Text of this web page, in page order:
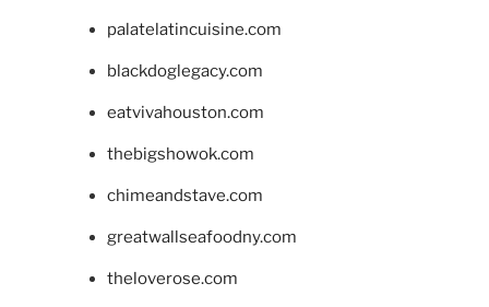
palatelatincuisine.com
blackdoglegacy.com
eatvivahouston.com
thebigshowok.com
chimeandstave.com
greatwallseafoodny.com
theloverose.com